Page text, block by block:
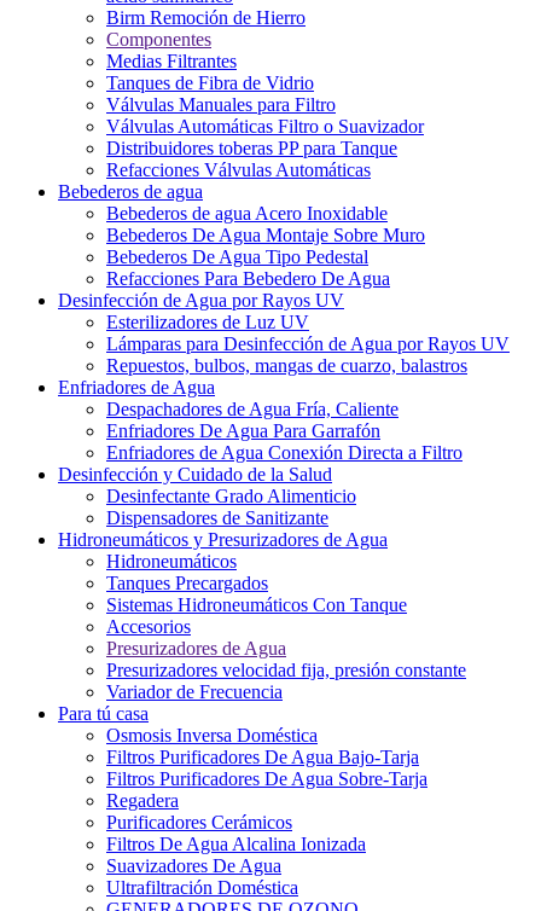
Birm Remoción de Hierro
Componentes
Medias Filtrantes
Tanques de Fibra de Vidrio
Válvulas Manuales para Filtro
Válvulas Automáticas Filtro o Suavizador
Distribuidores toberas PP para Tanque
Refacciones Válvulas Automáticas
Bebederos de agua
Bebederos de agua Acero Inoxidable
Bebederos De Agua Montaje Sobre Muro
Bebederos De Agua Tipo Pedestal
Refacciones Para Bebedero De Agua
Desinfección de Agua por Rayos UV
Esterilizadores de Luz UV
Lámparas para Desinfección de Agua por Rayos UV
Repuestos, bulbos, mangas de cuarzo, balastros
Enfriadores de Agua
Despachadores de Agua Fría, Caliente
Enfriadores De Agua Para Garrafón
Enfriadores de Agua Conexión Directa a Filtro
Desinfección y Cuidado de la Salud
Desinfectante Grado Alimenticio
Dispensadores de Sanitizante
Hidroneumáticos y Presurizadores de Agua
Hidroneumáticos
Tanques Precargados
Sistemas Hidroneumáticos Con Tanque
Accesorios
Presurizadores de Agua
Presurizadores velocidad fija, presión constante
Variador de Frecuencia
Para tú casa
Osmosis Inversa Doméstica
Filtros Purificadores De Agua Bajo-Tarja
Filtros Purificadores De Agua Sobre-Tarja
Regadera
Purificadores Cerámicos
Filtros De Agua Alcalina Ionizada
Suavizadores De Agua
Ultrafiltración Doméstica